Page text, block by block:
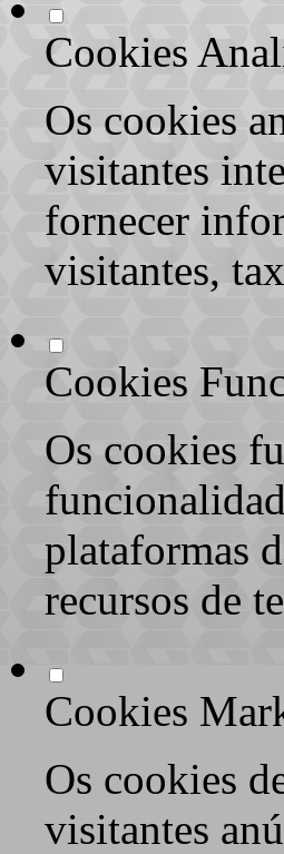
Cookies
Os cookies
visitantes
fornecer
visitantes,
Cookies
Os cookies
plataformas
recursos de
Cookies
Os cookies
visitantes